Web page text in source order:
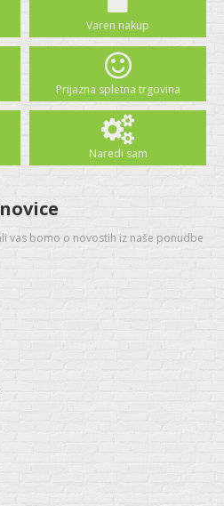
Varen nakup
Prijazna spletna trgovina
Naredi sam
vas bomo o novostih iz naše ponudbe